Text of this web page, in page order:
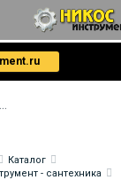
Каталог
- сантехника